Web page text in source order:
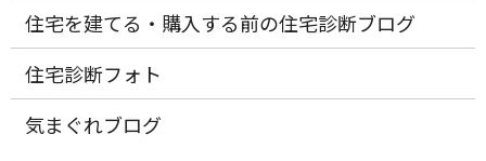
住宅を建てる・購入する前の住宅診断ブログ
住宅診断フォト
気まぐれブログ